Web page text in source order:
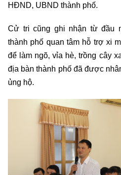
HĐND, UBND thành phố.
Cử tri cũng ghi nhận từ đầu
thành phố quan tâm hỗ trợ xi
để làm ngõ, vỉa hè, trồng cây
địa bàn thành phố đã được
ủng hộ.